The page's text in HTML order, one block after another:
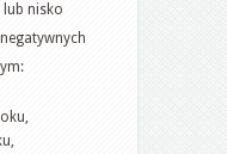
nisko